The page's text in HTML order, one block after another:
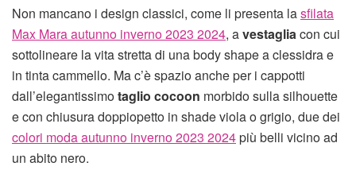
Non mancano i design classici, come li presenta lasfilata
Max Mara autunno inverno 2023 2024, avestagliacon cui
sottolineare la vita stretta di una body shape a clessidra e
in tinta cammello. Ma c’è spazio anche per i cappotti
dall’elegantissimotaglio cocoon morbido sulla silhouette
e con chiusura doppiopetto in shade viola o grigio, due dei
colori moda autunno inverno 2023 2024più belli vicino ad
un abito nero.